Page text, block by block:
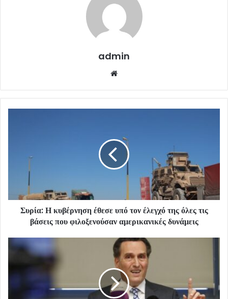
admin
Συρία: Η κυβέρνηση έθεσε υπό τον έλεγχό της όλες τις
βάσεις που φιλοξενούσαν αμερικανικές δυνάμεις